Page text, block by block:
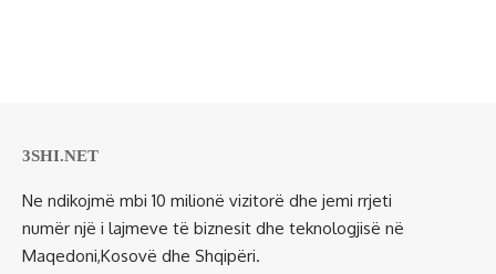
3SHI.NET
Ne ndikojmë mbi 10 milionë vizitorë dhe jemi rrjeti
numër një i lajmeve të biznesit dhe teknologjisë në
Maqedoni,Kosovë dhe Shqipëri.